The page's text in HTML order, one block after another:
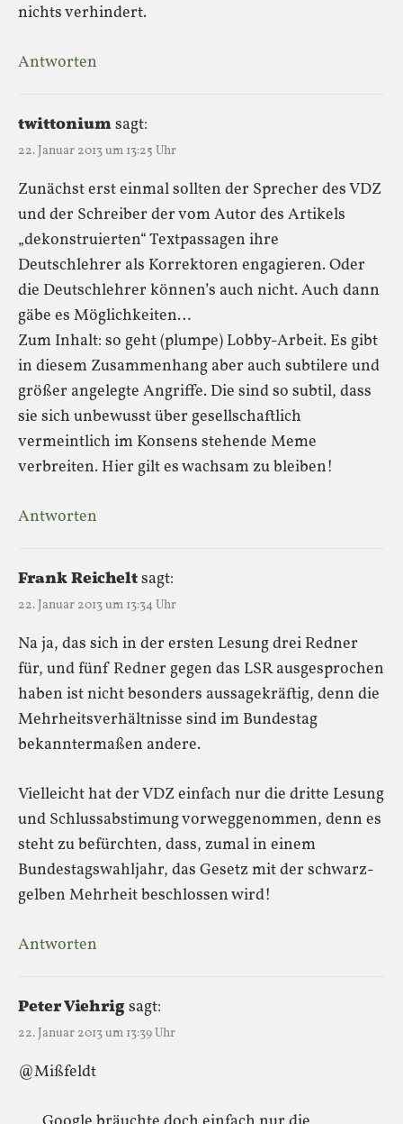
nichts verhindert.
Antworten
twittoniumsagt:
22. Januar 2013 um 13:25 Uhr
Zunächst erst einmal sollten der Sprecher des VDZ
und der Schreiber der vom Autor des Artikels
„dekonstruierten“ Textpassagen ihre
Deutschlehrer als Korrektoren engagieren. Oder
die Deutschlehrer können’s auch nicht. Auch dann
gäbe es Möglichkeiten…
Zum Inhalt: so geht (plumpe) Lobby-Arbeit. Es gibt
in diesem Zusammenhang aber auch subtilere und
größer angelegte Angriffe. Die sind so subtil, dass
sie sich unbewusst über gesellschaftlich
vermeintlich im Konsens stehende Meme
verbreiten. Hier gilt es wachsam zu bleiben!
Antworten
Frank Reicheltsagt:
22. Januar 2013 um 13:34 Uhr
Na ja, das sich in der ersten Lesung drei Redner
für, und fünf Redner gegen das LSR ausgesprochen
haben ist nicht besonders aussagekräftig, denn die
Mehrheitsverhältnisse sind im Bundestag
bekanntermaßen andere.
Vielleicht hat der VDZ einfach nur die dritte Lesung
und Schlussabstimung vorweggenommen, denn es
steht zu befürchten, dass, zumal in einem
Bundestagswahljahr, das Gesetz mit der schwarz-
gelben Mehrheit beschlossen wird!
Antworten
Peter Viehrigsagt:
22. Januar 2013 um 13:39 Uhr
@Mißfeldt